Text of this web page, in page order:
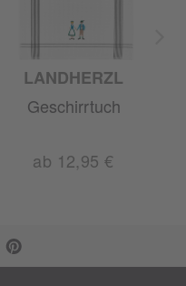
LANDHERZL
Geschirrtuch
ab 12,95 €